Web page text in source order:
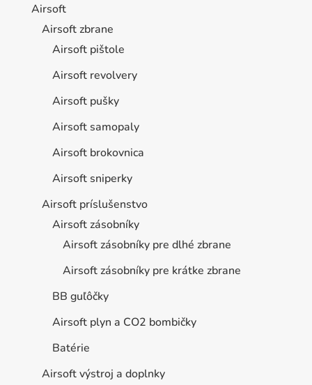
Airsoft
Airsoft zbrane
Airsoft pištole
Airsoft revolvery
Airsoft pušky
Airsoft samopaly
Airsoft brokovnica
Airsoft sniperky
Airsoft príslušenstvo
Airsoft zásobníky
Airsoft zásobníky pre dlhé zbrane
Airsoft zásobníky pre krátke zbrane
BB guľôčky
Airsoft plyn a CO2 bombičky
Batérie
Airsoft výstroj a doplnky